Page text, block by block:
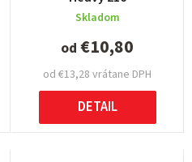
Skladom
od €13,28 vrátane DPH
od €10,80
DETAIL